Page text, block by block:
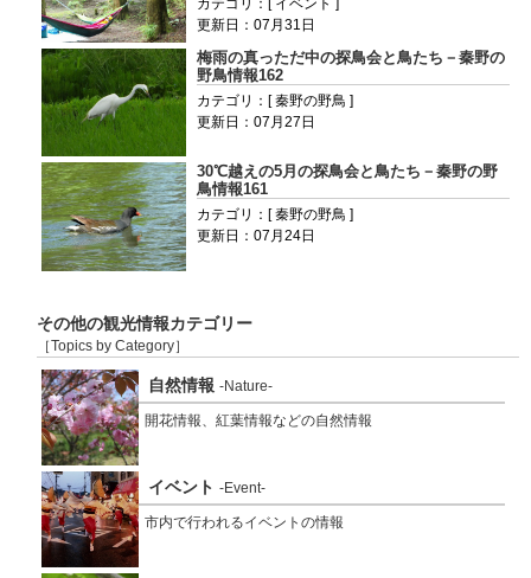
カテゴリ：[ イベント ]
更新日：07月31日
梅雨の真っただ中の探鳥会と鳥たち－秦野の
野鳥情報162
カテゴリ：[ 秦野の野鳥 ]
更新日：07月27日
30℃越えの5月の探鳥会と鳥たち－秦野の野
鳥情報161
カテゴリ：[ 秦野の野鳥 ]
更新日：07月24日
その他の観光情報カテゴリー
［Topics by Category］
自然情報 -Nature-
開花情報、紅葉情報などの自然情報
イベント -Event-
市内で行われるイベントの情報